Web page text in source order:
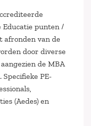
Educatie punten /
afronden van de
door diverse
de MBA
PE-
(Aedes) en